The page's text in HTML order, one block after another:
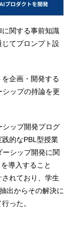
関する事前知識
てプロンプト設
企画・開発する
ップの持論を更
シップ開発プログ
的なPBL型授業
シップ開発に関
導入すること
れており、学生
出からその解決に
った。